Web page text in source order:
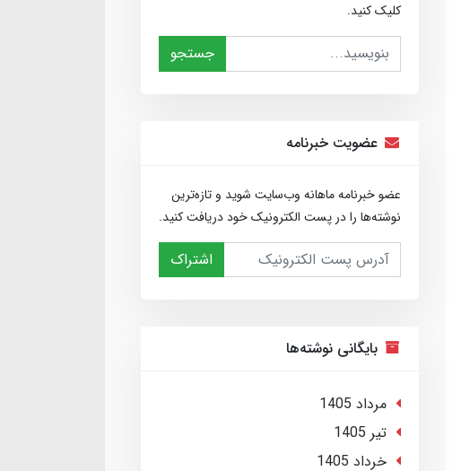
کلیک کنید.
جستجو
عضویت خبرنامه
عضو خبرنامه ماهانه وب‌سایت شوید و تازه‌ترین
نوشته‌ها را در پست الکترونیک خود دریافت کنید.
اشتراک
بایگانی نوشته‌ها
مرداد 1405
تير 1405
خرداد 1405